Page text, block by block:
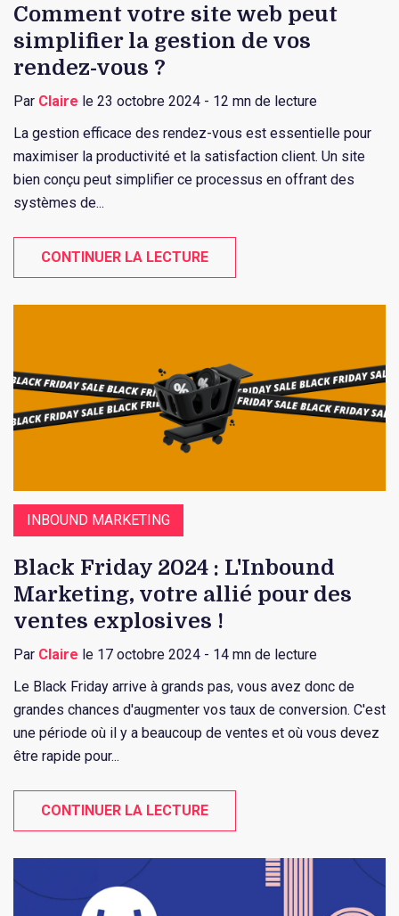
Comment votre site web peut
simplifier la gestion de vos
rendez-vous ?
Par Claire le 23 octobre 2024 - 12 mn de lecture
La gestion efficace des rendez-vous est essentielle pour
maximiser la productivité et la satisfaction client. Un site
bien conçu peut simplifier ce processus en offrant des
systèmes de...
CONTINUER LA LECTURE
INBOUND MARKETING
Black Friday 2024 : L'Inbound
Marketing, votre allié pour des
ventes explosives !
Par Claire le 17 octobre 2024 - 14 mn de lecture
Le Black Friday arrive à grands pas, vous avez donc de
grandes chances d'augmenter vos taux de conversion. C'est
une période où il y a beaucoup de ventes et où vous devez
être rapide pour...
CONTINUER LA LECTURE